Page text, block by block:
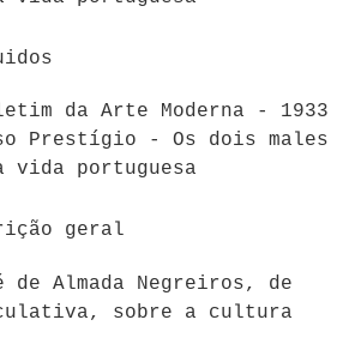
da Arte Moderna - 1933
Prestígio - Os dois males
vida portuguesa
geral
de Almada Negreiros, de
sobre a cultura